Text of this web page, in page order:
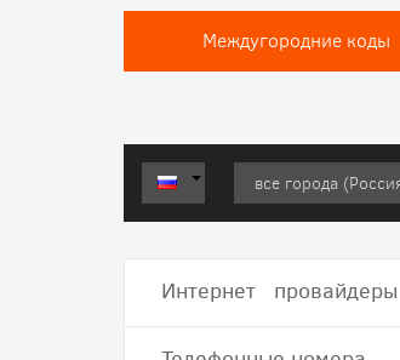
Междугородние коды
Интернет провайдеры